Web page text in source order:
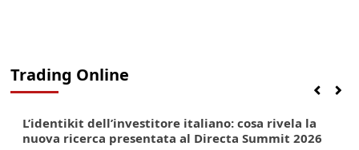
Trading Online
L’identikit dell’investitore italiano: cosa rivela la
nuova ricerca presentata al Directa Summit 2026